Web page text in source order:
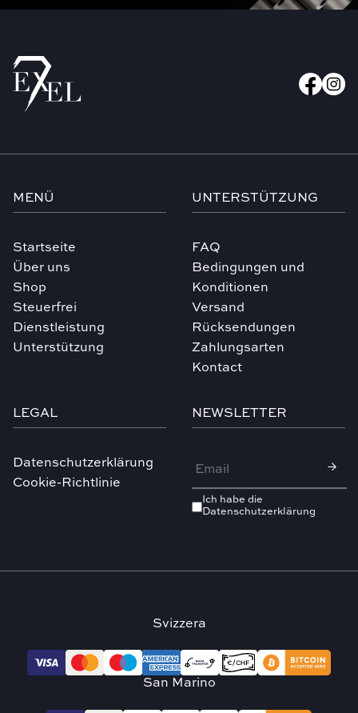
MENÜ
Startseite
Über uns
Shop
Steuerfrei
Dienstleistung
Unterstützung
UNTERSTÜTZUNG
FAQ
Bedingungen und
Konditionen
Versand
Rücksendungen
Zahlungsarten
Kontact
LEGAL
Datenschutzerklärung
Cookie-Richtlinie
NEWSLETTER
Ich habe die
Datenschutzerklärung
Svizzera
San Marino